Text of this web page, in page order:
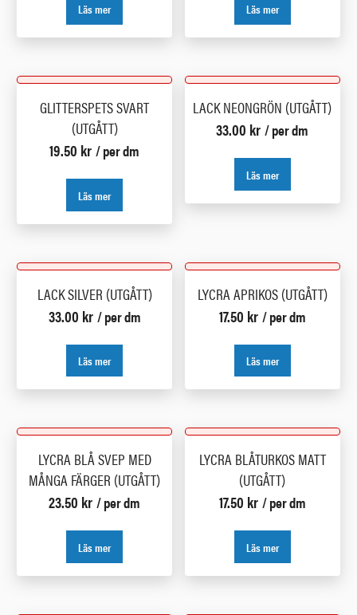
Läs mer Läs mer
GLITTERSPETS SVART
(UTGÅTT)
19.50 kr / per dm
Läs mer
LACK NEONGRÖN (UTGÅTT)
33.00 kr / per dm
Läs mer
LACK SILVER (UTGÅTT)
33.00 kr / per dm
Läs mer
LYCRA APRIKOS (UTGÅTT)
17.50 kr / per dm
Läs mer
LYCRA BLÅ SVEP MED
MÅNGA FÄRGER (UTGÅTT)
23.50 kr / per dm
Läs mer
LYCRA BLÅTURKOS MATT
(UTGÅTT)
17.50 kr / per dm
Läs mer